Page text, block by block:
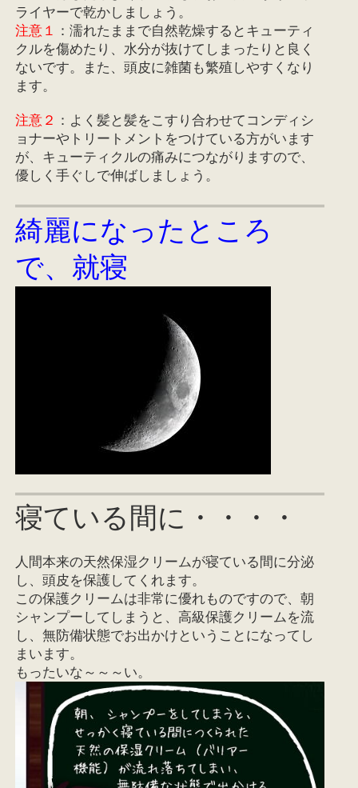
ライヤーで乾かしましょう。
注意１
：濡れたままで自然乾燥するとキューティ
クルを傷めたり、水分が抜けてしまったりと良く
ないです。また、頭皮に雑菌も繁殖しやすくなり
ます。
注意２ ：よく髪と髪をこすり合わせてコンディシ
ョナーやトリートメントをつけている方がいます
が、キューティクルの痛みにつながりますので、
優しく手ぐしで伸ばしましょう。
綺麗になったところ
で、就寝
寝ている間に・・・・
人間本来の天然保湿クリームが寝ている間に分泌
し、頭皮を保護してくれます。
この保護クリームは非常に優れものですので、朝
シャンプーしてしまうと、高級保護クリームを流
し、無防備状態でお出かけということになってし
まいます。
もったいな～～～い。